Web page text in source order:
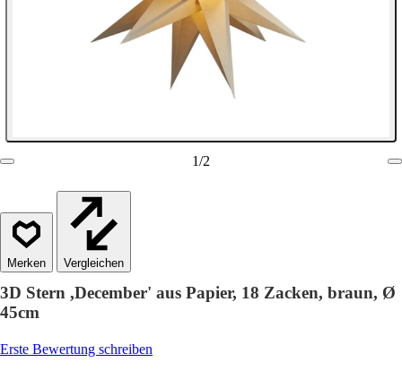
1/2
Vergleichen
3D Stern ,December' aus Papier, 18 Zacken, braun, Ø
45cm
Erste Bewertung schreiben